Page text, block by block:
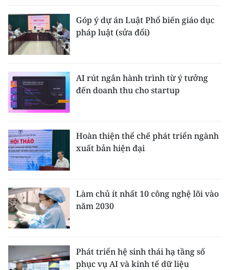
Góp ý dự án Luật Phổ biến giáo dục
pháp luật (sửa đổi)
AI rút ngắn hành trình từ ý tưởng
đến doanh thu cho startup
Hoàn thiện thể chế phát triển ngành
xuất bản hiện đại
Làm chủ ít nhất 10 công nghệ lõi vào
năm 2030
Phát triển hệ sinh thái hạ tầng số
phục vụ AI và kinh tế dữ liệu